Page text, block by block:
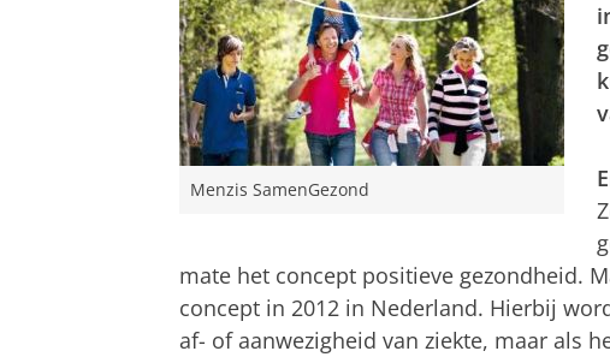
Menzis SamenGezond
mate het concept positieve gezondheid.
concept in 2012 in Nederland. Hierbij
af- of aanwezigheid van ziekte, maar als